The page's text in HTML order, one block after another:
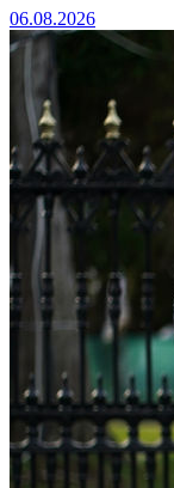
06.08.2026